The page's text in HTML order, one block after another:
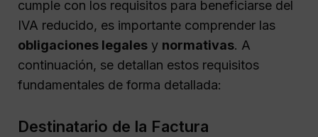
cumple con los requisitos para beneficiarse del
IVA reducido, es importante comprender las
obligaciones legales y normativas. A
continuación, se detallan estos requisitos
fundamentales de forma detallada:
Destinatario de la Factura